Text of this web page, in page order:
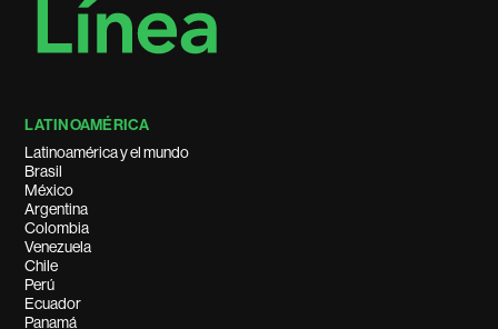
LATINOAMÉRICA
Latinoamérica y el mundo
Brasil
México
Argentina
Colombia
Venezuela
Chile
Perú
Ecuador
Panamá